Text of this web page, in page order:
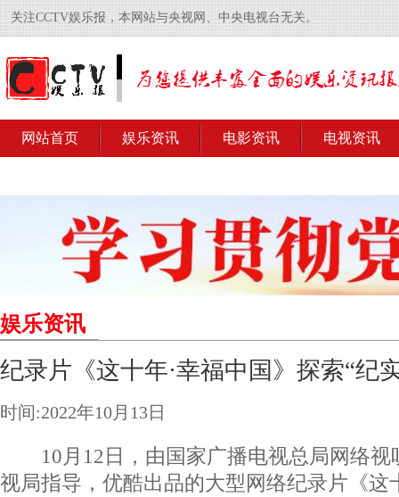
关注CCTV娱乐报，本网站与央视网、中央电视台无关。
网站首页 娱乐资讯 电影资讯 电视资讯
娱乐资讯
纪录片《这十年·幸福中国》探索“纪
时间:2022年10月13日
10月12日，由国家广播电视总局网络视
视局指导，优酷出品的大型网络纪录片《这